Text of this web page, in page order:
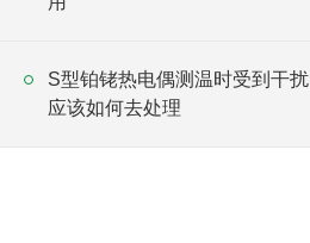
S型铂铑热电偶测温时受到干扰
应该如何去处理